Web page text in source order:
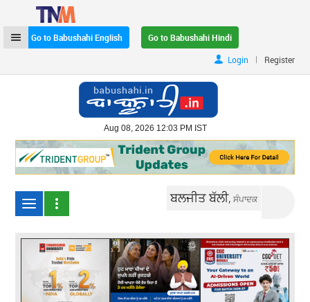
Go to Babushahi English
Go to Babushahi Hindi
Login
| Register
Aug 08, 2026 12:03 PM IST
ਬਲਜੀਤ ਬੱਲੀ,ਸੰਪਾਦਕ